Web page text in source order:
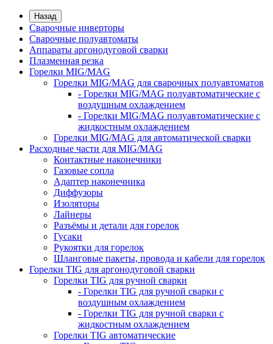
Назад
Сварочные инверторы
Сварочные полуавтоматы
Аппараты аргонодуговой сварки
Плазменная резка
Горелки MIG/MAG
Горелки MIG/MAG для сварочных полуавтоматов
- Горелки MIG/MAG полуавтоматические с
воздушным охлаждением
- Горелки MIG/MAG полуавтоматические с
жидкостным охлаждением
Горелки MIG/MAG для автоматической сварки
Расходные части для MIG/MAG
Контактные наконечники
Газовые сопла
Адаптер наконечника
Диффузоры
Изоляторы
Лайнеры
Разъёмы и детали для горелок
Гусаки
Рукоятки для горелок
Шланговые пакеты, провода и кабели для горелок
Горелки TIG для аргонодуговой сварки
Горелки TIG для ручной сварки
- Горелки TIG для ручной сварки с
воздушным охлаждением
- Горелки TIG для ручной сварки с
жидкостным охлаждением
Горелки TIG автоматические